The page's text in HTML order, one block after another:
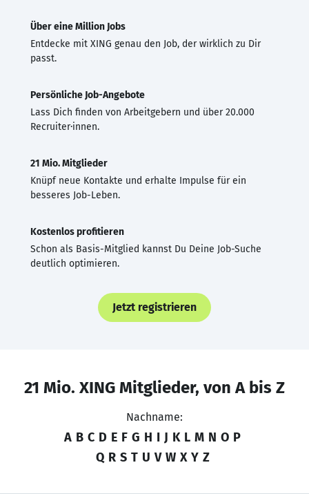
Über eine Million Jobs
Entdecke mit XING genau den Job, der wirklich zu Dir
passt.
Persönliche Job-Angebote
Lass Dich finden von Arbeitgebern und über 20.000
Recruiter·innen.
21 Mio. Mitglieder
Knüpf neue Kontakte und erhalte Impulse für ein
besseres Job-Leben.
Kostenlos profitieren
Schon als Basis-Mitglied kannst Du Deine Job-Suche
deutlich optimieren.
Jetzt registrieren
21 Mio. XING Mitglieder, von A bis Z
Nachname:
A B C D E F G H I J K L M N O P
Q R S T U V W X Y Z